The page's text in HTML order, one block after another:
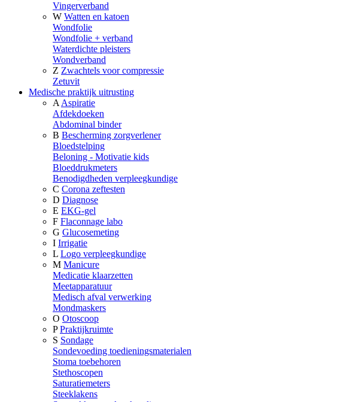
Vingerverband
W Watten en katoen
Wondfolie
Wondfolie + verband
Waterdichte pleisters
Wondverband
Z Zwachtels voor compressie
Zetuvit
Medische praktijk uitrusting
A Aspiratie
Afdekdoeken
Abdominal binder
B Bescherming zorgverlener
Bloedstelping
Beloning - Motivatie kids
Bloeddrukmeters
Benodigdheden verpleegkundige
C Corona zeftesten
D Diagnose
E EKG-gel
F Flaconnage labo
G Glucosemeting
I Irrigatie
L Logo verpleegkundige
M Manicure
Medicatie klaarzetten
Meetapparatuur
Medisch afval verwerking
Mondmaskers
O Otoscoop
P Praktijkruimte
S Sondage
Sondevoeding toedieningsmaterialen
Stoma toebehoren
Stethoscopen
Saturatiemeters
Steeklakens